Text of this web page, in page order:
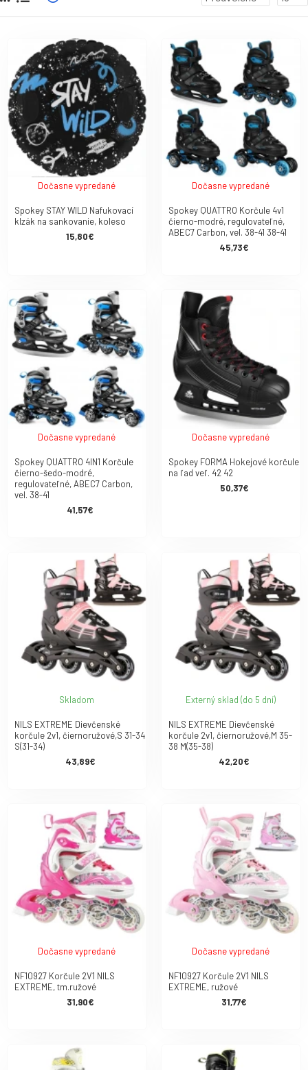
Dočasne vypredané
Spokey STAY WILD Nafukovací
klzák na sankovanie, koleso
15,80€
Dočasne vypredané
Spokey QUATTRO Korčule 4v1
čierno-modré, regulovateľné,
ABEC7 Carbon, vel. 38-41 38-41
45,73€
Dočasne vypredané
Spokey QUATTRO 4IN1 Korčule
čierno-šedo-modré,
regulovateľné, ABEC7 Carbon,
vel. 38-41
41,57€
Dočasne vypredané
Spokey FORMA Hokejové korčule
na ľad veľ. 42 42
50,37€
Skladom
NILS EXTREME Dievčenské
korčule 2v1, čiernoružové,S 31-34
S(31-34)
43,89€
Externý sklad (do 5 dní)
NILS EXTREME Dievčenské
korčule 2v1, čiernoružové,M 35-
38 M(35-38)
42,20€
Dočasne vypredané
NF10927 Korčule 2V1 NILS
EXTREME, tm.ružové
31,90€
Dočasne vypredané
NF10927 Korčule 2V1 NILS
EXTREME, ružové
31,77€